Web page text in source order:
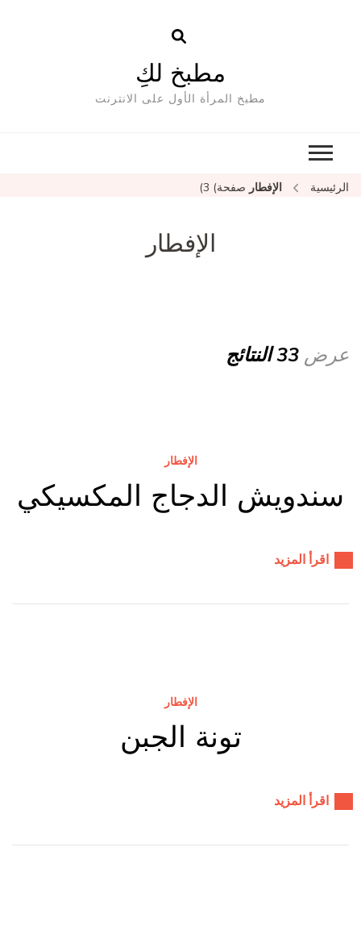
مطبخ لكِ
مطبخ المرأة الأول على الانترنت
الرئيسية الإفطار صفحة) 3)
الإفطار
عرض 33 النتائج
الإفطار
سندويش الدجاج المكسيكي
اقرأ المزيد
الإفطار
تونة الجبن
اقرأ المزيد